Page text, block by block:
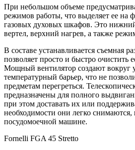
При небольшом объеме
режимов работы, что выделяет ее на
газовых духовых шкафов. Это
вертел, верхний нагрев, а также
В составе устанавливается съемная
позволяет просто и быстро очистить
Мощный вентилятор создают вокруг
температурный барьер, что не
предметам перегреться.
предназначены для полного
при этом доставать их или
необходимости они легко
посудомоечной машине.
Fornelli FGA 45 Stretto